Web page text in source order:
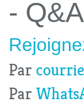
- Q&A
Par
Par